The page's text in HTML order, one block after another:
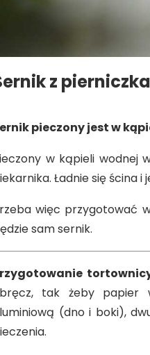
z
pieczony jest w
w kąpieli wodnej
Ładnie się ścina i
więc przygotować
sam sernik.
tak żeby papier
(dno i boki),